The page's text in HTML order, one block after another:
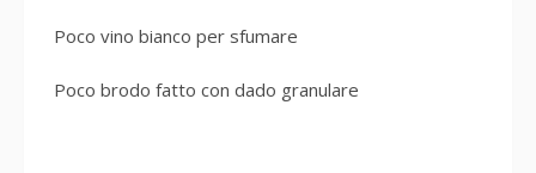
Poco vino bianco per sfumare
Poco brodo fatto con dado granulare